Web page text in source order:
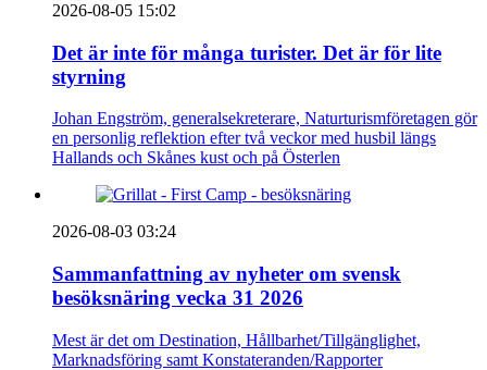
2026-08-05 15:02
Det är inte för många turister. Det är för lite
styrning
Johan Engström, generalsekreterare, Naturturismföretagen gör
en personlig reflektion efter två veckor med husbil längs
Hallands och Skånes kust och på Österlen
2026-08-03 03:24
Sammanfattning av nyheter om svensk
besöksnäring vecka 31 2026
Mest är det om Destination, Hållbarhet/Tillgänglighet,
Marknadsföring samt Konstateranden/Rapporter